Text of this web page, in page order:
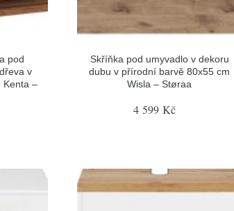
pod
v
Kenta –
Skříňka pod umyvadlo v dekoru
dubu v přírodní barvě 80x55 cm
Wisla – Støraa
4 599 Kč